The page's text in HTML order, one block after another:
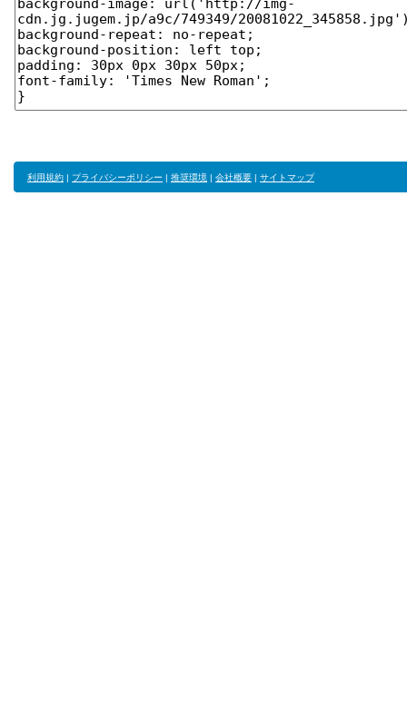
利用規約 | プライバシーポリシー | 推奨環境 | 会社概要 | サイトマップ